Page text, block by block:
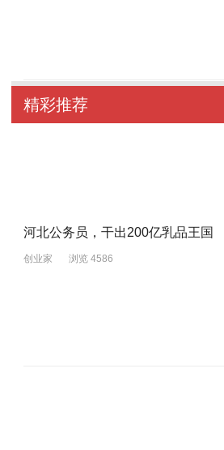
精彩推荐
河北公务员，干出200亿乳品王国
创业家 浏览 4586